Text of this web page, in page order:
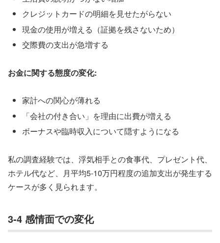
クレジットカードの明細を見せたがらない
現金の使用が増える（証拠を残さないため）
交際費の支出が急増する
お金に関する態度の変化:
家計への関心が薄れる
「会社の付き合い」を理由に出費が増える
ボーナスや臨時収入について隠すようになる
私の調査経験では、浮気相手との食事代、プレゼント代、
ホテル代など、月平均5-10万円程度の追加支出が発生する
ケースが多く見られます。
3-4 感情面での変化